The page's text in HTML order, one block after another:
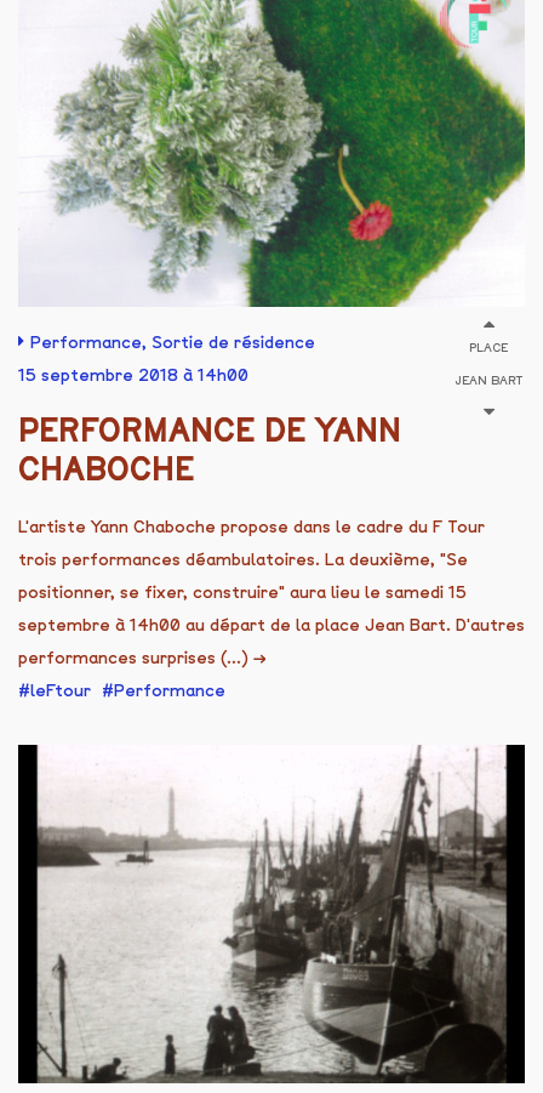
Performance, Sortie de résidence
15 septembre 2018 à 14h00
PLACE
JEAN BART
PERFORMANCE DE YANN
CHABOCHE
L'artiste Yann Chaboche propose dans le cadre du F Tour
trois performances déambulatoires. La deuxième, "Se
positionner, se fixer, construire" aura lieu le samedi 15
septembre à 14h00 au départ de la place Jean Bart. D'autres
performances surprises (...) →
leFtour
Performance